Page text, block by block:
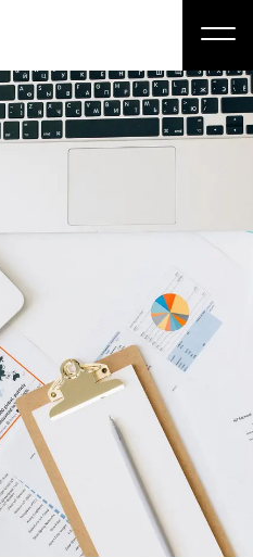
O nas
Student
Biznes
Zapisz się na studia